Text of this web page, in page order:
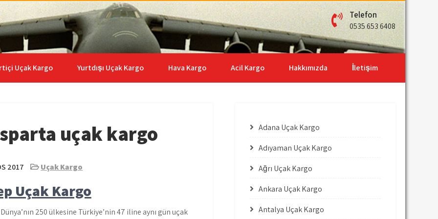
| 0535 653 6408
Telefon
0535 653 6408
Uçak Kargo Yurtdışı Uçak Kargo Hava Kargo Acil Kargo Hakkımızda İletişim
uçak kargo
2017 Uçak Kargo
Uçak Kargo
250 ülkesine Türkiye’nin 47 iline aynı gün uçak
Adana Uçak Kargo
Adıyaman Uçak Kargo
Ağrı Uçak Kargo
Ankara Uçak Kargo
Antalya Uçak Kargo